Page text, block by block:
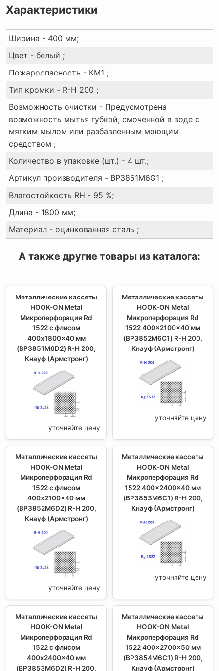
Характеристики
Ширина - 400 мм;
Цвет - белый ;
Пожароопасность - КМ1 ;
Тип кромки - R-H 200 ;
Возможность очистки - Предусмотрена
возможность мытья губкой, смоченной в воде с
мягким мылом или разбавленным моющим
средством ;
Количество в упаковке (шт.) - 4 шт.;
Артикул производителя - BP3851M6G1 ;
Влагостойкость RH - 95 %;
Длина - 1800 мм;
Материал - оцинкованная сталь ;
А также другие товары из каталога:
Металлические кассеты
HOOK-ON Metal
Микроперфорация Rd
1522 с флисом
400x1800x40 мм
(BP3851M6D2) R-H 200,
Кнауф (Армстронг)
уточняйте цену
Металлические кассеты
HOOK-ON Metal
Микроперфорация Rd
1522 400x2100x40 мм
(BP3852M6C1) R-H 200,
Кнауф (Армстронг)
уточняйте цену
Металлические кассеты
HOOK-ON Metal
Микроперфорация Rd
1522 с флисом
400x2100x40 мм
(BP3852M6D2) R-H 200,
Кнауф (Армстронг)
уточняйте цену
Металлические кассеты
HOOK-ON Metal
Микроперфорация Rd
1522 400x2400x40 мм
(BP3853M6C1) R-H 200,
Кнауф (Армстронг)
уточняйте цену
Металлические кассеты
HOOK-ON Metal
Микроперфорация Rd
1522 с флисом
400x2400x40 мм
(BP3853M6D2) R-H 200,
Металлические кассеты
HOOK-ON Metal
Микроперфорация Rd
1522 400x2700x50 мм
(BP3854M6C1) R-H 200,
Кнауф (Армстронг)